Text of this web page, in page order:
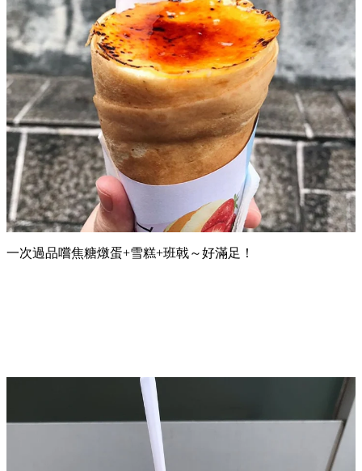
一次過品嚐焦糖燉蛋+雪糕+班戟～好滿足！